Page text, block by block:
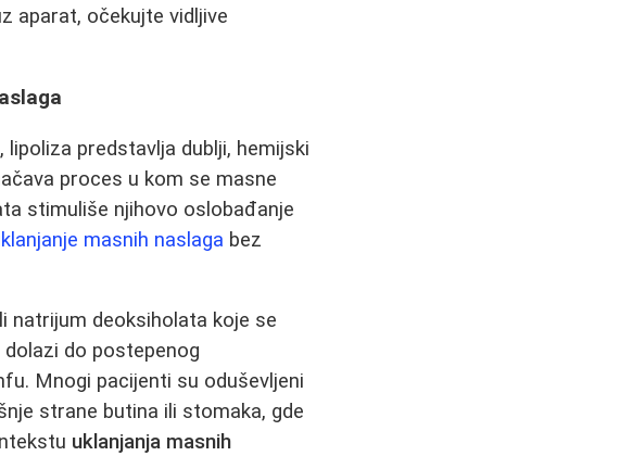
aparat, očekujte vidljive
predstavlja dublji, hemijski
proces u kom se masne
stimuliše njihovo oslobađanje
masnih naslaga bez
deoksiholata koje se
do postepenog
Mnogi pacijenti su oduševljeni
strane butina ili stomaka, gde
uklanjanja masnih